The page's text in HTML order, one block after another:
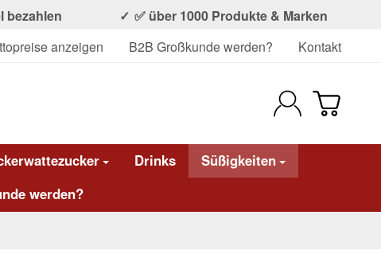
bezahlen
✅ über 1000 Produkte & Marken
anzeigen B2B Großkunde werden? Kontakt
Drinks
Süßigkeiten
werden?